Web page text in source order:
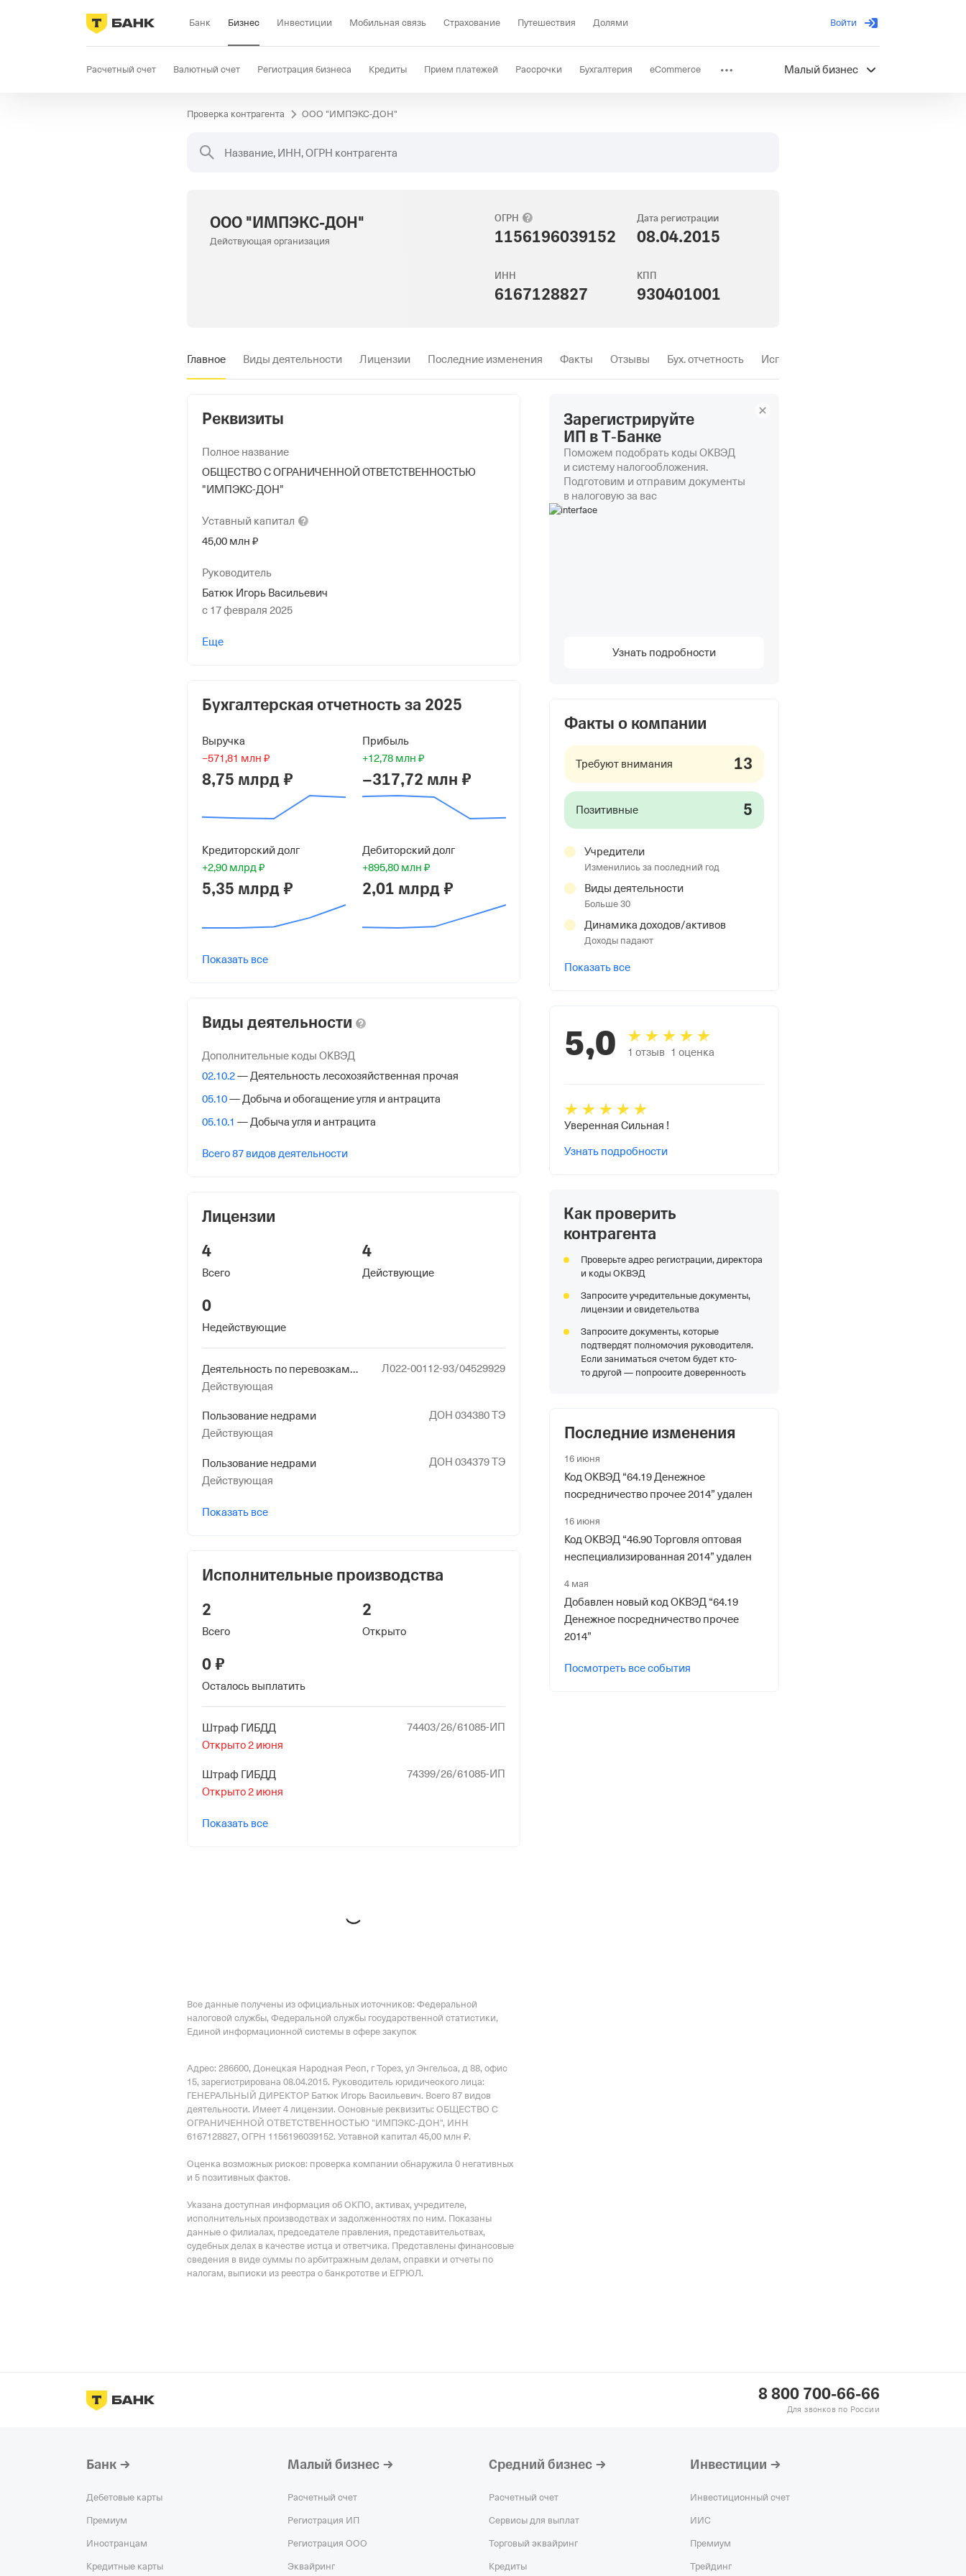
Банк Бизнес Инвестиции Мобильная связь Страхование Путешествия Долями Войти
Расчетный счет Валютный счет Регистрация бизнеса Кредиты Прием платежей Рассрочки Бухгалтерия eCommerce
Продажи Селлер Госзакупки Депозиты КЭДО
Малый бизнес
Проверка контрагента ООО "ИМПЭКС-ДОН"
Название, ИНН, ОГРН контрагента
ООО "ИМПЭКС-ДОН"
Действующая организация
ОГРН
1156196039152
Дата регистрации
08.04.2015
ИНН
6167128827
КПП
930401001
Главное Виды деятельности Лицензии Последние изменения Факты Отзывы Бух. отчетность Исп. производства
Реквизиты
Полное название
ОБЩЕСТВО С ОГРАНИЧЕННОЙ ОТВЕТСТВЕННОСТЬЮ
"ИМПЭКС-ДОН"
Уставный капитал
45,00 млн ₽
Руководитель
Батюк Игорь Васильевич
с 17 февраля 2025
Пакреев Владимир Геннадьевич
Форма
Средний бизнес
Дата регистрации
ООО "ИМПЭКС-ДОН"
Юридический адрес
286600, Донецкая Народная Респ, г Торез, ул Энгельса, д 88,
офис 15
930401001
Регистрация ФНС
29 мая 2024
Межрайонная Инспекция Федеральной Налоговой Службы
№ 1 по Донецкой Народной Республике
Адрес налоговой
283048,Донецкая Народная Респ, Донецк гор., Панфилова
Внебюджетные фонды
Регистрационный номер в ПФР
1064698481
Дата регистрации
30 мая 2024
Наименование территориального органа
Российской Федерации по Донецкой Народной Республике
3 июня 2024
Отделение Фонда Пенсионного и Социального Страхования
Российской Федерации по Донецкой Народной Республике
Еще
Бухгалтерская отчетность за 2025
Выручка
−571,81 млн ₽
8,75 млрд ₽
Прибыль
+12,78 млн ₽
−317,72 млн ₽
Кредиторский долг
+2,90 млрд ₽
5,35 млрд ₽
Дебиторский долг
+895,80 млн ₽
2,01 млрд ₽
Показать все
Виды деятельности
Дополнительные коды ОКВЭД
02.10.2— Деятельность лесохозяйственная прочая
05.10— Добыча и обогащение угля и антрацита
05.10.1 — Добыча угля и антрацита
Всего 87 видов деятельности
Лицензии
4
Всего
4
Действующие
0
Недействующие
Деятельность по перевозкам пассажиров и иных лиц автобусами
Л022-00112-93/04529929
Действующая
Пользование недрами
ДОН 034380 ТЭ
Действующая
Пользование недрами
ДОН 034379 ТЭ
Действующая
Показать все
Исполнительные производства
2
Всего
2
Открыто
0 ₽
Осталось выплатить
Штраф ГИБДД
74403/26/61085-ИП
Открыто 2 июня
Штраф ГИБДД
74399/26/61085-ИП
Открыто 2 июня
Показать все
Все данные получены из официальных источников: Федеральной
налоговой службы, Федеральной службы государственной статистики,
Единой информационной системы в сфере закупок
Адрес: 286600, Донецкая Народная Респ, г Торез, ул Энгельса, д 88, офис
15, зарегистрирована 08.04.2015. Руководитель юридического лица:
ГЕНЕРАЛЬНЫЙ ДИРЕКТОР Батюк Игорь Васильевич. Всего 87 видов
деятельности. Имеет 4 лицензии. Основные реквизиты: ОБЩЕСТВО С
ОГРАНИЧЕННОЙ ОТВЕТСТВЕННОСТЬЮ "ИМПЭКС-ДОН", ИНН
6167128827, ОГРН 1156196039152. Уставной капитал 45,00 млн ₽.
Оценка возможных рисков: проверка компании обнаружила 0 негативных
и 5 позитивных фактов.
Указана доступная информация об ОКПО, активах, учредителе,
исполнительных производствах и задолженностях по ним. Показаны
данные о филиалах, председателе правления, представительствах,
судебных делах в качестве истца и ответчика. Представлены финансовые
сведения в виде суммы по арбитражным делам, справки и отчеты по
налогам, выписки из реестра о банкротстве и ЕГРЮЛ.
Зарегистрируйте
ИП в Т‑Банке
Поможем подобрать коды ОКВЭД
и систему налогообложения.
Подготовим и отправим документы
в налоговую за вас
Узнать подробности
Факты о компании
Требуют внимания 13
Позитивные 5
Учредители
Изменились за последний год
Виды деятельности
Больше 30
Динамика доходов/активов
Доходы падают
Показать все
5,0 1 отзыв 1 оценка
Уверенная Сильная !
Узнать подробности
Как проверить
контрагента
Проверьте адрес регистрации, директора
и коды ОКВЭД
Запросите учредительные документы,
лицензии и свидетельства
Запросите документы, которые
подтвердят полномочия руководителя.
Если заниматься счетом будет кто-
то другой — попросите доверенность
Последние изменения
16 июня
Код ОКВЭД “64.19 Денежное
посредничество прочее 2014” удален
16 июня
Код ОКВЭД “46.90 Торговля оптовая
неспециализированная 2014” удален
4 мая
Добавлен новый код ОКВЭД “64.19
Денежное посредничество прочее
2014”
Посмотреть все события
8 800 700-66-66
Для звонков по России
Банк
Дебетовые карты
Премиум
Иностранцам
Кредитные карты
Малый бизнес
Расчетный счет
Регистрация ИП
Регистрация ООО
Эквайринг
Средний бизнес
Расчетный счет
Сервисы для выплат
Торговый эквайринг
Кредиты
Инвестиции
Инвестиционный счет
ИИС
Премиум
Трейдинг